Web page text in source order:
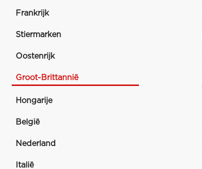
Frankrijk
Stiermarken
Oostenrijk
Groot-Brittannië
Hongarije
België
Nederland
Italië